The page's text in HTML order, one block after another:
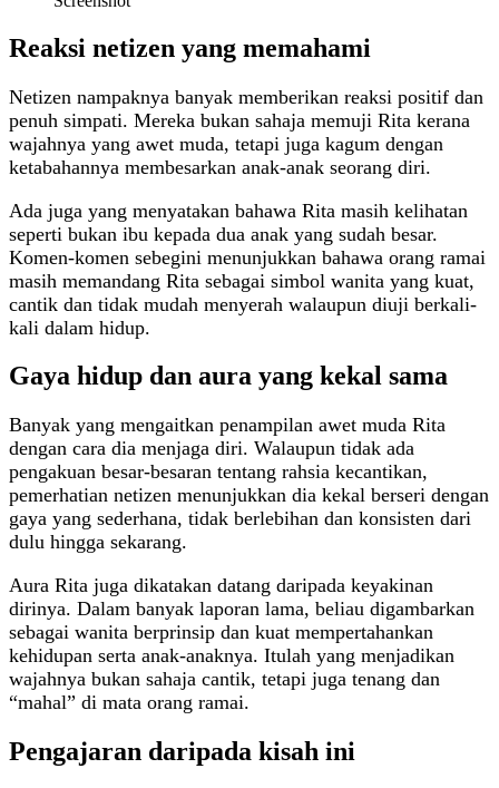
Reaksi netizen yang memahami
Netizen nampaknya banyak memberikan reaksi positif dan
penuh simpati. Mereka bukan sahaja memuji Rita kerana
wajahnya yang awet muda, tetapi juga kagum dengan
ketabahannya membesarkan anak-anak seorang diri.
Ada juga yang menyatakan bahawa Rita masih kelihatan
seperti bukan ibu kepada dua anak yang sudah besar.
Komen-komen sebegini menunjukkan bahawa orang ramai
masih memandang Rita sebagai simbol wanita yang kuat,
cantik dan tidak mudah menyerah walaupun diuji berkali-
kali dalam hidup.
Gaya hidup dan aura yang kekal sama
Banyak yang mengaitkan penampilan awet muda Rita
dengan cara dia menjaga diri. Walaupun tidak ada
pengakuan besar-besaran tentang rahsia kecantikan,
pemerhatian netizen menunjukkan dia kekal berseri dengan
gaya yang sederhana, tidak berlebihan dan konsisten dari
dulu hingga sekarang.
Aura Rita juga dikatakan datang daripada keyakinan
dirinya. Dalam banyak laporan lama, beliau digambarkan
sebagai wanita berprinsip dan kuat mempertahankan
kehidupan serta anak-anaknya. Itulah yang menjadikan
wajahnya bukan sahaja cantik, tetapi juga tenang dan
“mahal” di mata orang ramai.
Pengajaran daripada kisah ini